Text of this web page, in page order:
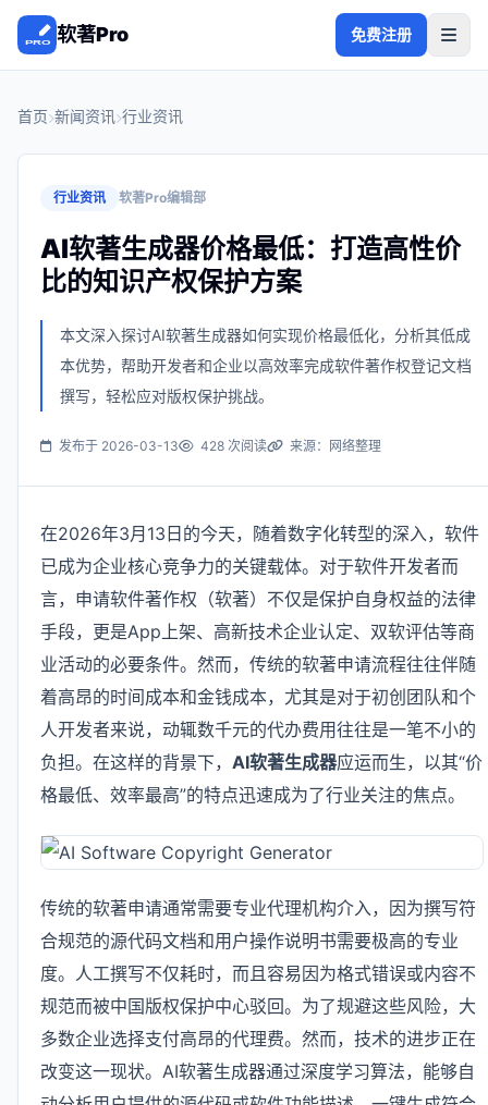
软著Pro 免费注册
首页 新闻资讯 行业资讯
行业资讯 软著Pro编辑部
AI软著生成器价格最低：打造高性价
比的知识产权保护方案
本文深入探讨AI软著生成器如何实现价格最低化，分析其低成
本优势，帮助开发者和企业以高效率完成软件著作权登记文档
撰写，轻松应对版权保护挑战。
发布于 2026-03-13 428 次阅读 来源：网络整理
在2026年3月13日的今天，随着数字化转型的深入，软件
已成为企业核心竞争力的关键载体。对于软件开发者而
言，申请软件著作权（软著）不仅是保护自身权益的法律
手段，更是App上架、高新技术企业认定、双软评估等商
业活动的必要条件。然而，传统的软著申请流程往往伴随
着高昂的时间成本和金钱成本，尤其是对于初创团队和个
人开发者来说，动辄数千元的代办费用往往是一笔不小的
负担。在这样的背景下， AI软著生成器应运而生，以其“价
格最低、效率最高”的特点迅速成为了行业关注的焦点。
传统的软著申请通常需要专业代理机构介入，因为撰写符
合规范的源代码文档和用户操作说明书需要极高的专业
度。人工撰写不仅耗时，而且容易因为格式错误或内容不
规范而被中国版权保护中心驳回。为了规避这些风险，大
多数企业选择支付高昂的代理费。然而，技术的进步正在
改变这一现状。AI软著生成器通过深度学习算法，能够自